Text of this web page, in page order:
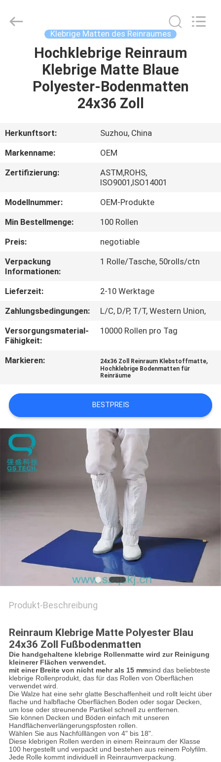
HAUS
PRODUKTE
UNS
AUSFLUG
TRETEN
SIE
MIT
UNS
IN
VERBINDUNG
NACHRICHTEN
FORDERN
SIE
EIN
ZITAT
SITEMAP
PRIVACY
POLICY
Technology
Co.,Ltd.
Klebrige Matten des Reinraumes
Hochklebrige Reinraum
Klebrige Matte Blaue
Polyester-Bodenmatten
24x36 Zoll
Herkunftsort:
Suzhou, China
Markenname:
OEM
Zertifizierung:
ASTM,ROHS,
ISO9001,ISO14001
Modellnummer:
OEM-Produkte
Min Bestellmenge:
100 Rollen
Preis:
negotiable
Verpackung
Informationen:
1 Rolle/Tasche, 50rolls/ctn
Lieferzeit:
2-10 Werktage
Zahlungsbedingungen:
L/C, D/P, T/T, Western Union,
Versorgungsmaterial-
Fähigkeit:
10000 Rollen pro Tag
Markieren: 24x36 Zoll Reinraum Klebstoffmatte,
Hochklebrige Bodenmatten für
Reinräume
BESTPREIS
Produkt-Beschreibung
Reinraum Klebrige Matte Polyester Blau
24x36 Zoll Fußbodenmatten
Die handgehaltene klebrige Rollenmatte wird zur Reinigung
kleinerer Flächen verwendet.
mit einer Breite von nicht mehr als 15 mmsind das beliebteste
klebrige Rollenprodukt, das für das Rollen von Oberflächen
verwendet wird.
Die Walze hat eine sehr glatte Beschaffenheit und rollt leicht über
flache und halbflache Oberflächen.Boden oder sogar Decken,
um lose oder streunende Partikel schnell zu entfernen.
Sie können Decken und Böden einfach mit unseren
Handflächenverlängerungspfosten rollen.
Wählen Sie aus Nachfülllängen von 4" bis 18".
Diese klebrigen Rollen werden in einem Reinraum der Klasse
100 hergestellt und verpackt und bestehen aus reinem Polyfilm.
Jede Rolle kommt individuell in Reinraumverpackung.